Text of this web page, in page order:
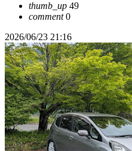
thumb_up 49
comment0
2026/06/23 21:16